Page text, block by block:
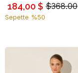
$368.00
184,00 $
Sepette %50